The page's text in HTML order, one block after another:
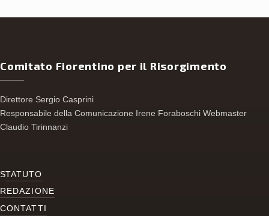
Comitato Fiorentino per il Risorgimento
Direttore Sergio Casprini
Responsabile della Comunicazione Irene Foraboschi Webmaster
Claudio Tirinnanzi
STATUTO
REDAZIONE
CONTATTI